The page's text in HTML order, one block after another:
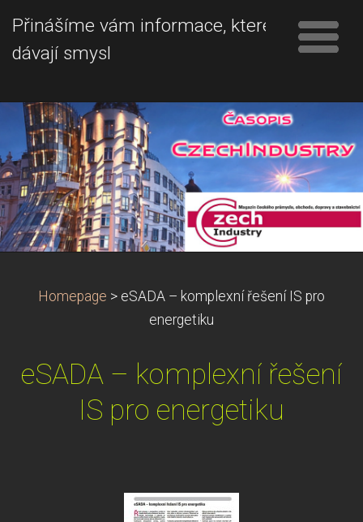
Přinášíme vám informace, které
dávají smysl
Homepage > eSADA – komplexní řešení IS pro
energetiku
eSADA – komplexní řešení
IS pro energetiku